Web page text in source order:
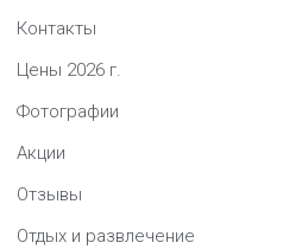
Контакты
Цены 2026 г.
Фотографии
Акции
Отзывы
Отдых и развлечение